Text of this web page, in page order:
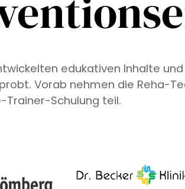
edukativen Inhalte
Vorab nehmen die Reha-
Schulung teil.